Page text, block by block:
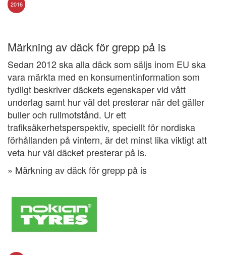
2016
Märkning av däck för grepp på is
Sedan 2012 ska alla däck som säljs inom EU ska
vara märkta med en konsumentinformation som
tydligt beskriver däckets egenskaper vid vått
underlag samt hur väl det presterar när det gäller
buller och rullmotstånd. Ur ett
trafiksäkerhetsperspektiv, speciellt för nordiska
förhållanden på vintern, är det minst lika viktigt att
veta hur väl däcket presterar på is.
» Märkning av däck för grepp på is